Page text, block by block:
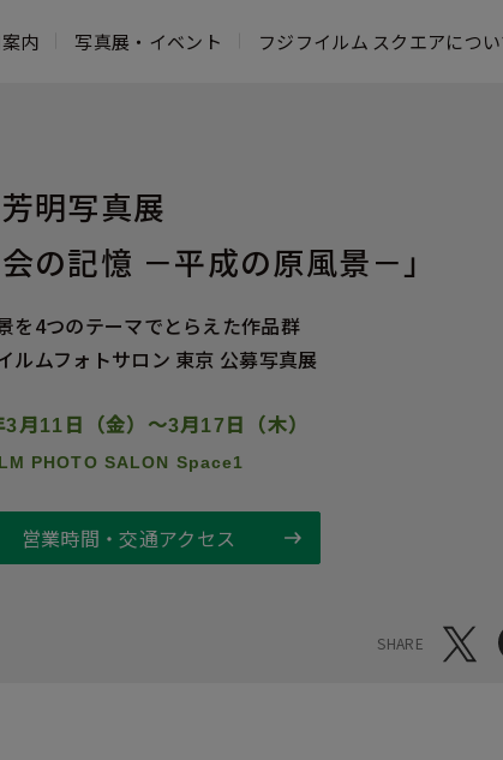
内 写真展・イベント フジフイルム スクエアにつ
ンター
ASTALIFT ROPPONGI
明写真展
会の記憶 －平成の原風景－」
を4つのテーマでとらえた作品群
ルムフォトサロン 東京 公募写真展
月11日（金）～3月17日（木）
PHOTO SALON Space1
営業時間・交通アクセス
SHARE